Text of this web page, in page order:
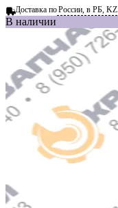
Доставка поРоссии, в РБ, KZ
В наличии